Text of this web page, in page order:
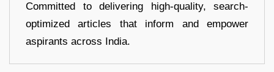
Committed to delivering high-quality, search-
optimized articles that inform and empower
aspirants across India.